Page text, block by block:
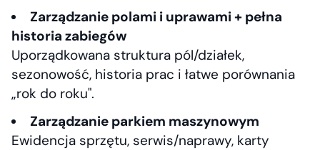
Zarządzanie polami i uprawami + pełna
historia zabiegów
Uporządkowana struktura pól/działek,
sezonowość, historia prac i łatwe porównania
„rok do roku".
Zarządzanie parkiem maszynowym
Ewidencja sprzętu, serwis/naprawy, karty